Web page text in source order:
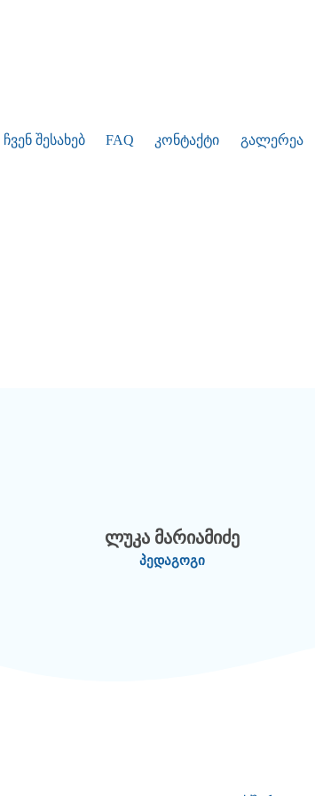
ჩვენ შესახებ FAQ კონტაქტი გალერეა
ლუკა მარიამიძე
პედაგოგი